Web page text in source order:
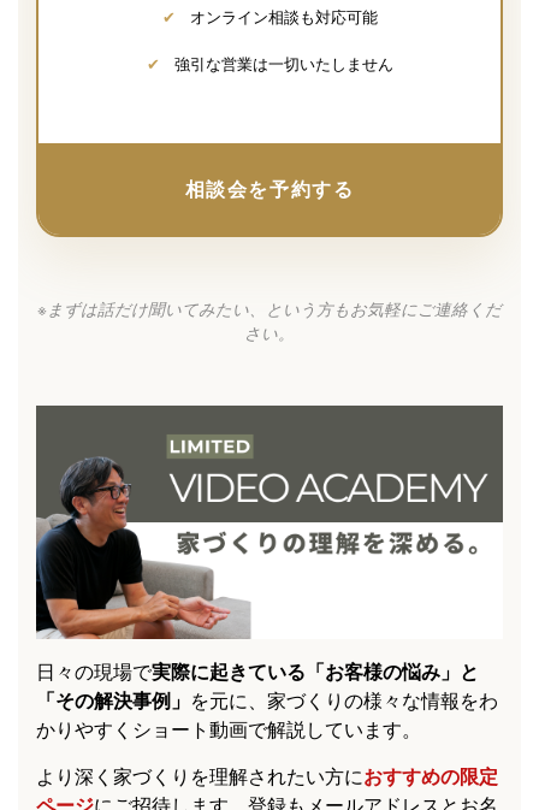
✔ オンライン相談も対応可能
✔ 強引な営業は一切いたしません
相談会を予約する
※まずは話だけ聞いてみたい、という方もお気軽にご連絡くだ
さい。
日々の現場で実際に起きている「お客様の悩み」と
「その解決事例」 を元に、家づくりの様々な情報をわ
かりやすくショート動画で解説しています。
より深く家づくりを理解されたい方におすすめの限定